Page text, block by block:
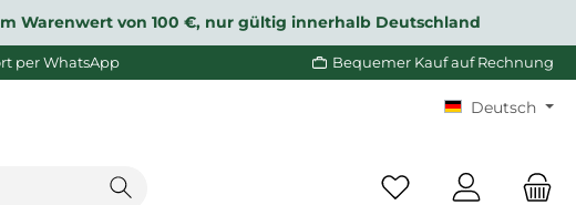
Warenwert von 100 €, nur gültig innerhalb Deutschland
per WhatsApp Bequemer Kauf auf Rechnung
Deutsch
Du hast 0 Produkte